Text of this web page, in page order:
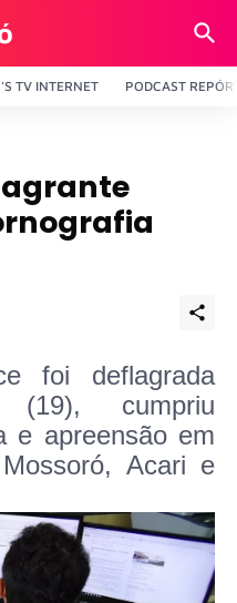
TV INTERNET PODCAST
foi deflagrada
(19), cumpriu
e apreensão em
Acari e